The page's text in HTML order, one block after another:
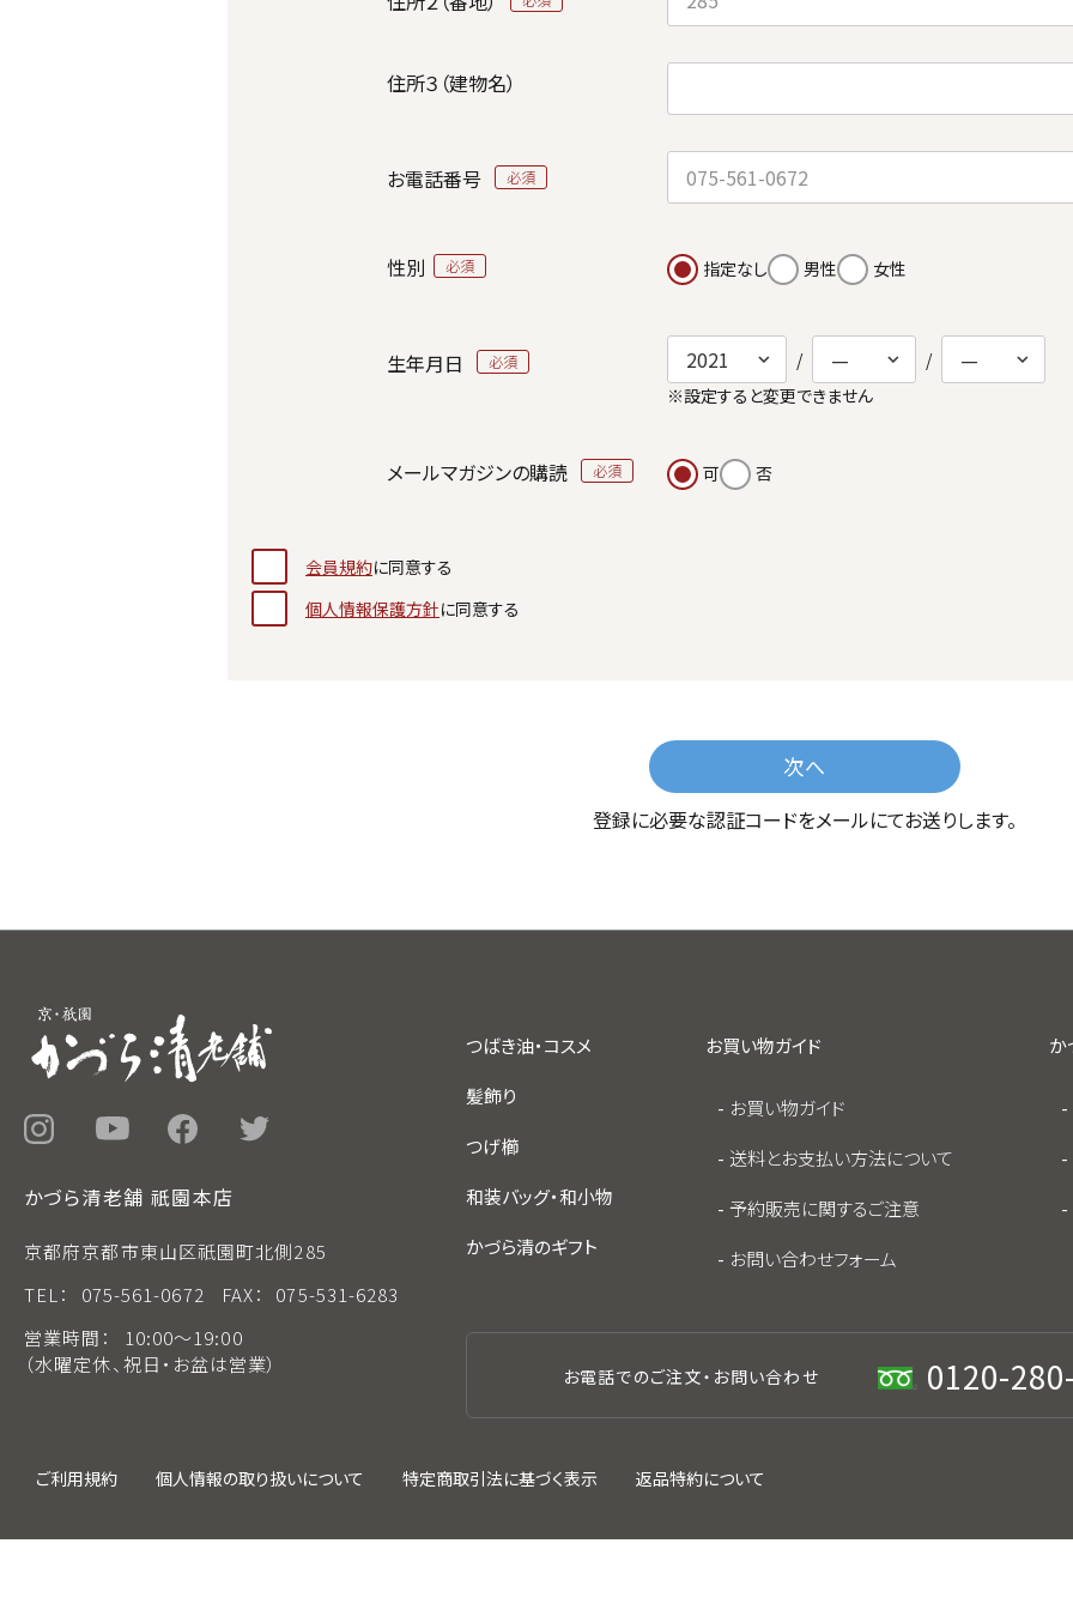
住所３（建物名）
お電話番号
性別 指定なし 男性 女性
生年月日
※設定すると変更できません
メールマガジンの購読 可 否
会員規約に同意する
個人情報保護方針に同意する
次へ
登録に必要な認証コードをメールにてお送りします。
かづら清老舗 祇園本店
京都府京都市東山区祇園町北側285
TEL：
075-561-0672 FAX：
075-531-6283
営業時間：
10:00～19:00
（水曜定休、祝日・お盆は営業）
つばき油・コスメ
髪飾り
つげ櫛
和装バッグ・和小物
かづら清のギフト
お買い物ガイド
お買い物ガイド
送料とお支払い方法について
予約販売に関するご注意
お問い合わせフォーム
か
お電話でのご注文・ お問い合わせ 0120-
ご利用規約 個人情報の取り扱いについて 特定商取引法に基づく表示 返品特約について